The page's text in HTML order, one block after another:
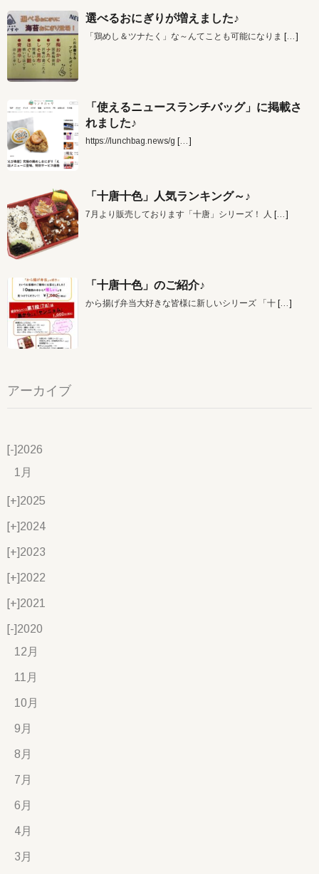
選べるおにぎりが増えました♪
「鶏めし＆ツナたく」な～んてことも可能になりま […]
「使えるニュースランチバッグ」に掲載さ
れました♪
https://lunchbag.news/g […]
「十唐十色」人気ランキング～♪
7月より販売しております「十唐」シリーズ！ 人 […]
「十唐十色」のご紹介♪
から揚げ弁当大好きな皆様に新しいシリーズ 「十 […]
アーカイブ
[-]2026
1月
[+]2025
[+]2024
[+]2023
[+]2022
[+]2021
[-]2020
12月
11月
10月
9月
8月
7月
6月
4月
3月